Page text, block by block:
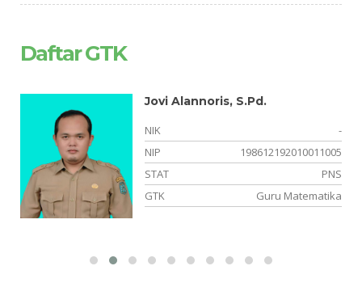
Daftar GTK
Jovi Alannoris, S.Pd.
NIK
-
NIP
198612192010011005
STAT
PNS
GTK
Guru Matematika